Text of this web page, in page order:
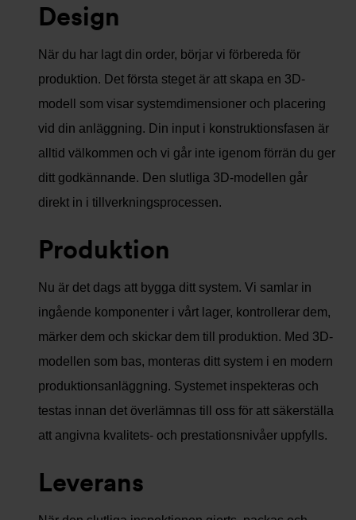
Design
När du har lagt din order, börjar vi förbereda för
produktion. Det första steget är att skapa en 3D-
modell som visar systemdimensioner och placering
vid din anläggning. Din input i konstruktionsfasen är
alltid välkommen och vi går inte igenom förrän du ger
ditt godkännande. Den slutliga 3D-modellen går
direkt in i tillverkningsprocessen.
Produktion
Nu är det dags att bygga ditt system. Vi samlar in
ingående komponenter i vårt lager, kontrollerar dem,
märker dem och skickar dem till produktion. Med 3D-
modellen som bas, monteras ditt system i en modern
produktionsanläggning. Systemet inspekteras och
testas innan det överlämnas till oss för att säkerställa
att angivna kvalitets- och prestationsnivåer uppfylls.
Leverans